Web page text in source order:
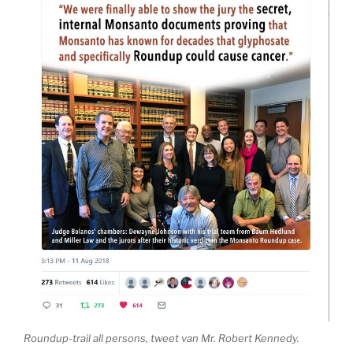
Roundup-trail all persons, tweet van Mr. Robert Kennedy.